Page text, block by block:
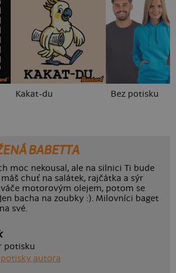
Kakat-du Bez potisku
BABETTA
moc nekousal, ale na silnici Ti bude
chuť na salátek, rajčátka a sýr
motorovým olejem, potom se
bacha na zoubky :). Milovníci baget
své.
potisku
autora